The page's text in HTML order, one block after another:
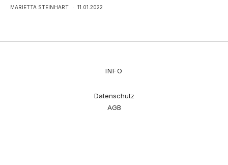
MARIETTA STEINHART · 11.01.2022
INFO
Datenschutz
AGB